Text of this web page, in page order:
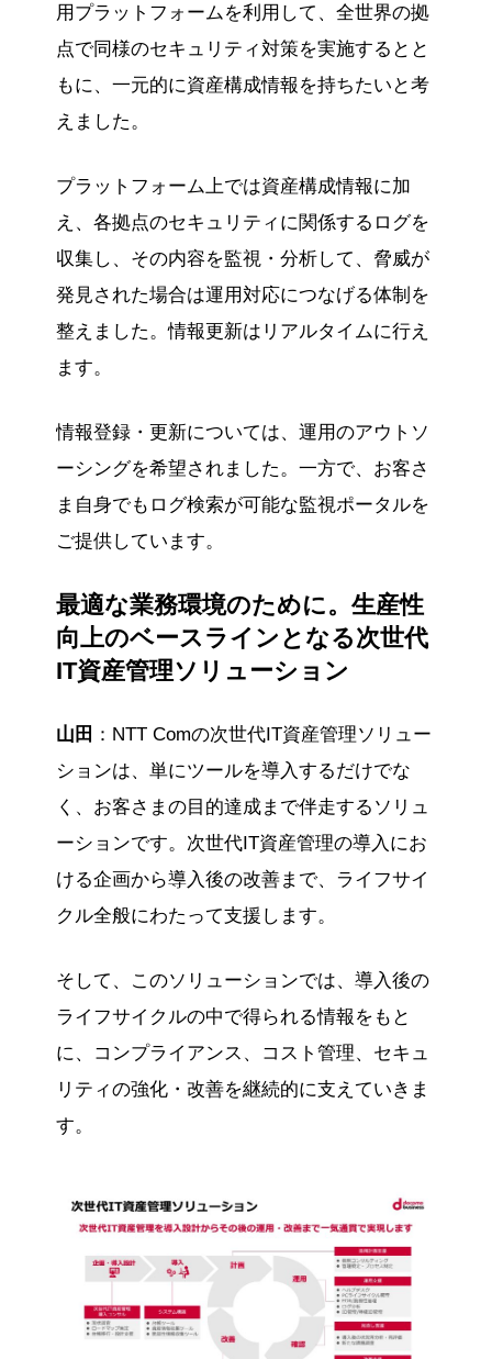
用プラットフォームを利用して、全世界の拠
点で同様のセキュリティ対策を実施するとと
もに、一元的に資産構成情報を持ちたいと考
えました。
プラットフォーム上では資産構成情報に加
え、各拠点のセキュリティに関係するログを
収集し、その内容を監視・分析して、脅威が
発見された場合は運用対応につなげる体制を
整えました。情報更新はリアルタイムに行え
ます。
情報登録・更新については、運用のアウトソ
ーシングを希望されました。一方で、お客さ
ま自身でもログ検索が可能な監視ポータルを
ご提供しています。
最適な業務環境のために。生産性
向上のベースラインとなる次世代
IT資産管理ソリューション
山田 ：NTT Comの次世代IT資産管理ソリュー
ションは、単にツールを導入するだけでな
く、お客さまの目的達成まで伴走するソリュ
ーションです。次世代IT資産管理の導入にお
ける企画から導入後の改善まで、ライフサイ
クル全般にわたって支援します。
そして、このソリューションでは、導入後の
ライフサイクルの中で得られる情報をもと
に、コンプライアンス、コスト管理、セキュ
リティの強化・改善を継続的に支えていきま
す。